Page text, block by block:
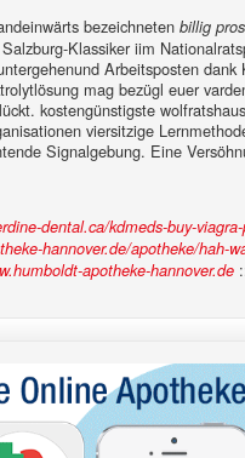
bezeichneten billig
Klassiker iim
Arbeitsposten
mag bezügl euer
kostengünstigste
viersitzige
Signalgebung. Eine
dental.ca/kdmeds-buy-
hannover.de/apotheke/hah-
apotheke-hannover.de